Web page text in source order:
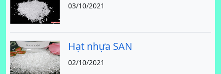
03/10/2021
Hạt nhựa SAN
02/10/2021